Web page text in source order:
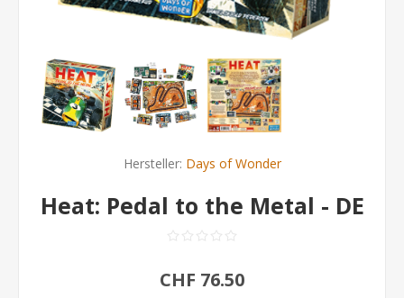
Hersteller: Days of Wonder
Heat: Pedal to the Metal - DE
CHF 76.50